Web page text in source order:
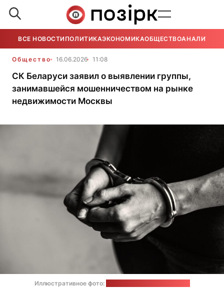
ВСЕ НОВОСТИ ПОЛИТИКАЭКОНОМИКАОБЩЕСТВОАНАЛИТИКА
Общество 16.06.2026 11:08
СК Беларуси заявил о выявлении группы,
занимавшейся мошенничеством на рынке
недвижимости Москвы
Иллюстративное фото: